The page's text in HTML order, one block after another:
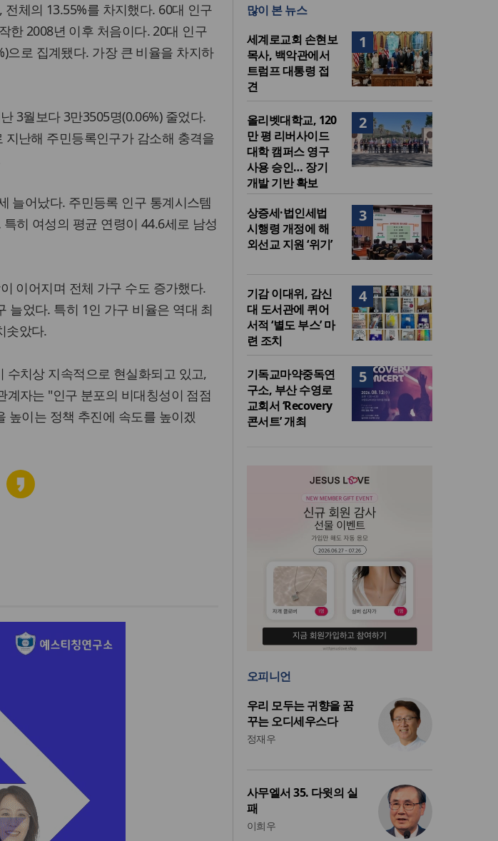
체의 13.55%를 차지했다. 60대 인구
한 2008년 이후 처음이다. 20대 인구
으로 집계됐다. 가장 큰 비율을 차지하
3월보다 3만3505명(0.06%) 줄었다.
난해 주민등록인구가 감소해 충격을
늘어났다. 주민등록 인구 통계시스템
히 여성의 평균 연령이 44.6세로 남성
이어지며 전체 가구 수도 증가했다.
늘었다. 특히 1인 가구 비율은 역대 최
솟았다.
치상 지속적으로 현실화되고 있고,
자는 "인구 분포의 비대칭성이 점점
높이는 정책 추진에 속도를 높이겠
위한 국가적 자산”
퀴어서적 ‘별도 부스’ 마련 조치
2026년 상반기 탈북민 입국 63
명… 전년 동기 대비 34.4% 감
소
많이 본 뉴스
1
세계로교회 손현보
목사, 백악관에서
트럼프 대통령 접
견
2
올리벳대학교, 120
만 평 리버사이드
대학 캠퍼스 영구
사용 승인… 장기
개발 기반 확보
3
상증세·법인세법
시행령 개정에 해
외선교 지원 ‘위기’
4
기감 이대위, 감신
대 도서관에 퀴어
서적 ‘별도 부스’ 마
련 조치
5
기독교마약중독연
구소, 부산 수영로
교회서 ‘Recovery
콘서트’ 개최
오피니언
우리 모두는 귀향을 꿈
꾸는 오디세우스다
정재우
사무엘서 35. 다윗의 실
패
이희우